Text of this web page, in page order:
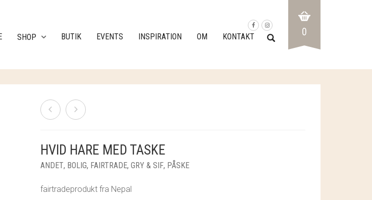
SHOP BUTIK EVENTS INSPIRATION OM KONTAKT 0
HVID HARE MED TASKE
ANDET, BOLIG, FAIRTRADE, GRY & SIF, PÅSKE
fairtradeprodukt fra Nepal